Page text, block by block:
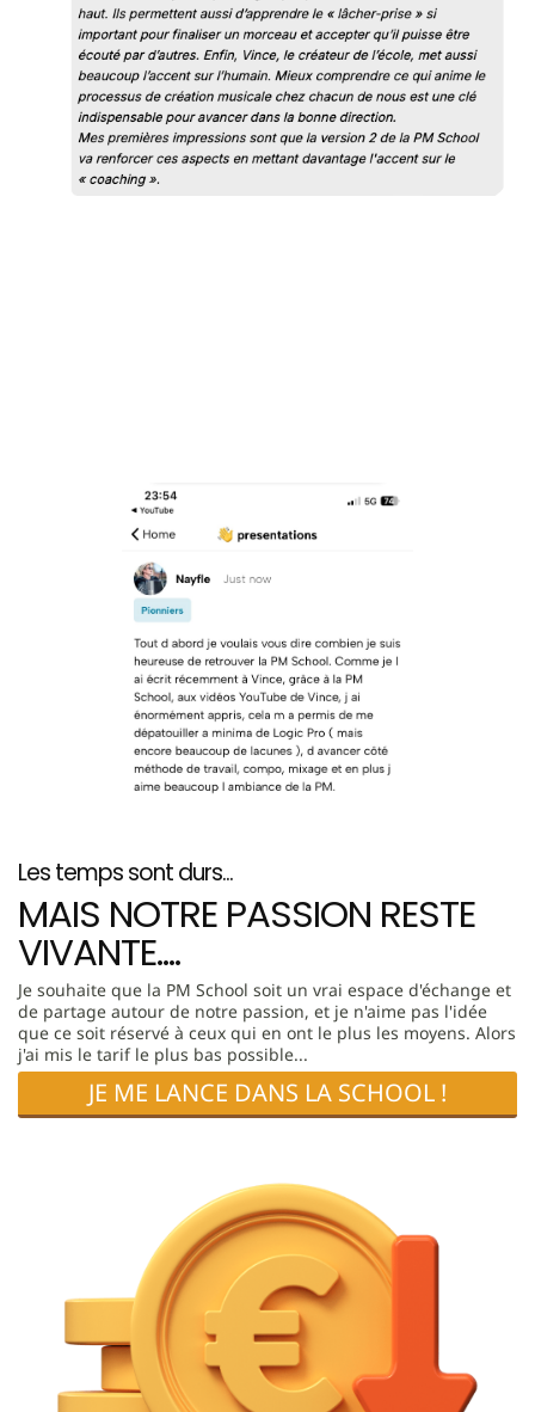
Les temps sont durs...
MAIS NOTRE PASSION RESTE
VIVANTE....
Je souhaite que la PM School soit un vrai espace d'échange et
de partage autour de notre passion, et je n'aime pas l'idée
que ce soit réservé à ceux qui en ont le plus les moyens. Alors
j'ai mis le tarif le plus bas possible...
JE ME LANCE DANS LA SCHOOL !